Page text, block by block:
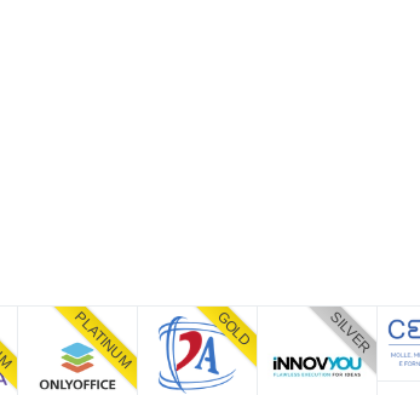
PLATINUM GOLD SILVER